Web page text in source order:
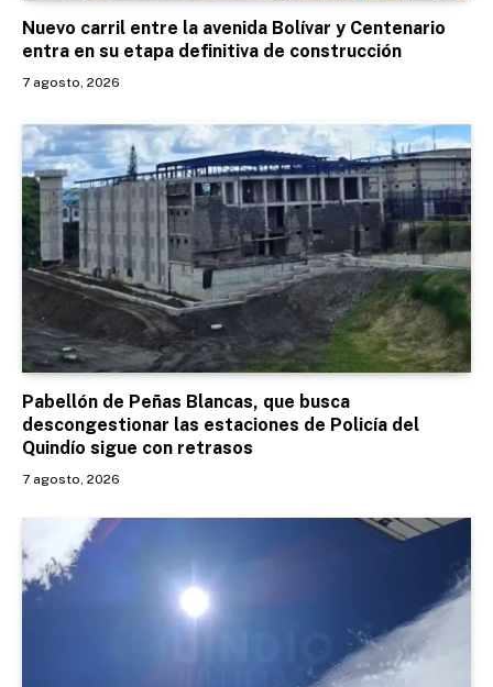
Nuevo carril entre la avenida Bolívar y Centenario
entra en su etapa definitiva de construcción
7 agosto, 2026
Pabellón de Peñas Blancas, que busca
descongestionar las estaciones de Policía del
Quindío sigue con retrasos
7 agosto, 2026